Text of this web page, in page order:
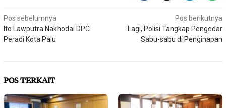
Navigasi
pos
Pos sebelumnya
Ito Lawputra Nakhodai DPC
Peradi Kota Palu
Pos berikutnya
Lagi, Polisi Tangkap Pengedar
Sabu-sabu di Penginapan
POS TERKAIT